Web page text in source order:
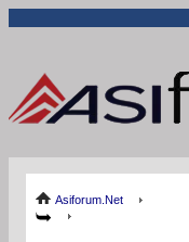
Asiforum.Net